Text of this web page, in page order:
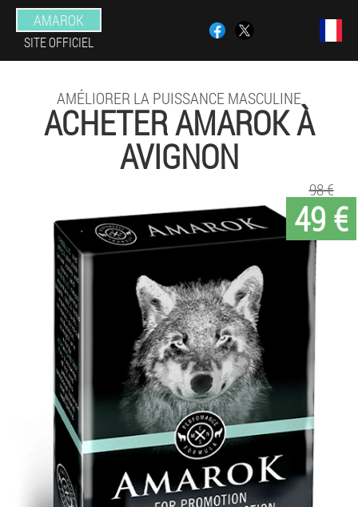
AMAROK
SITE OFFICIEL
AMÉLIORER LA PUISSANCE MASCULINE
ACHETER AMAROK À
AVIGNON
49 €
98 €